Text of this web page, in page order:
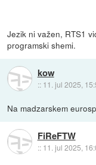
Jezik ni važen, RTS1
programski shemi.
kow
:: 11. jul 2025,
Na madzarskem
FiReFTW
:: 11. jul 2025,